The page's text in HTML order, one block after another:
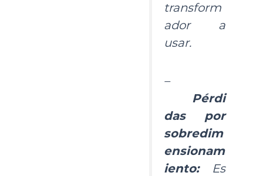
transform
ador a
usar.
–
Pérdi
das por
sobredim
ensionam
iento:Es